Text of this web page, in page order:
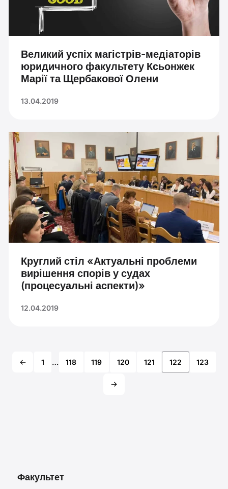
Великий успіх магістрів-медіаторів
юридичного факультету Ксьонжек
Марії та Щербакової Олени
13.04.2019
Круглий стіл «Актуальні проблеми
вирішення спорів у судах
(процесуальні аспекти)»
12.04.2019
1 … 118 119 120 121 122 123
Факультет